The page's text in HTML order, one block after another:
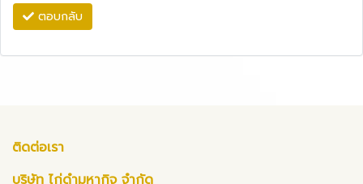
ตอบกลับ
ติดต่อเรา
บริษัท ไก่ดำมหากิจ จำกัด